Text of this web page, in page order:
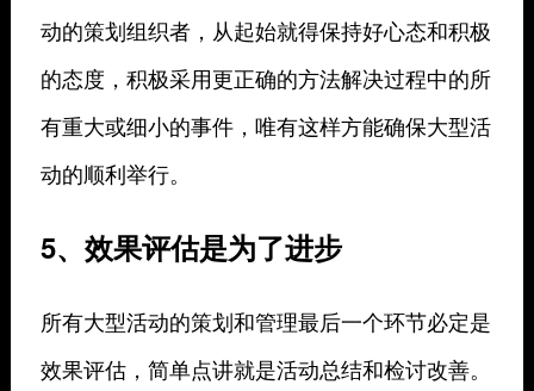
动的策划组织者，从起始就得保持好心态和积极
的态度，积极采用更正确的方法解决过程中的所
有重大或细小的事件，唯有这样方能确保大型活
动的顺利举行。
5、效果评估是为了进步
所有大型活动的策划和管理最后一个环节必定是
效果评估，简单点讲就是活动总结和检讨改善。